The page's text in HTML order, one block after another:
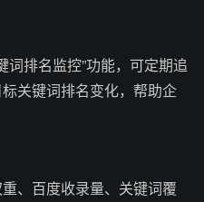
词排名监控”功能，可定期追
关键词排名变化，帮助企
、百度收录量、关键词覆